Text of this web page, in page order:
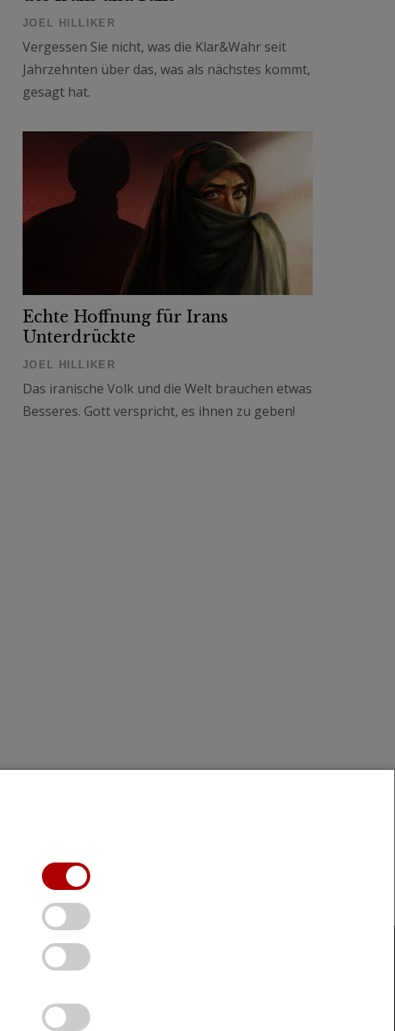
JOEL HILLIKER
Vergessen Sie nicht, was die Klar&Wahr seit
Jahrzehnten über das, was als nächstes kommt,
gesagt hat.
Echte Hoffnung für Irans
Unterdrückte
JOEL HILLIKER
Das iranische Volk und die Welt brauchen etwas
Besseres. Gott verspricht, es ihnen zu geben!